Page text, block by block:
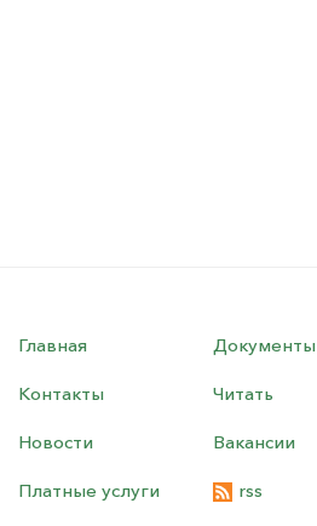
Главная Документы
Контакты Читать
Новости Вакансии
Платные услуги rss